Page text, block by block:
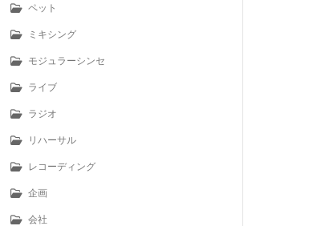
ペット
ミキシング
モジュラーシンセ
ライブ
ラジオ
リハーサル
レコーディング
企画
会社